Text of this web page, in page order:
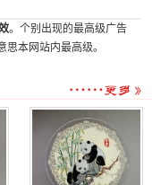
。个别出现的最高级广告
思本网站内最高级。